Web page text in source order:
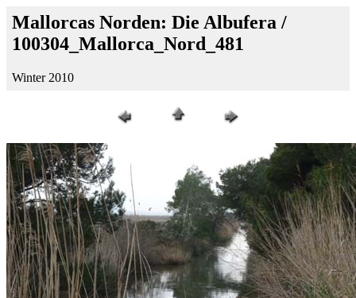
Mallorcas Norden: Die Albufera /
100304_Mallorca_Nord_481
Winter 2010